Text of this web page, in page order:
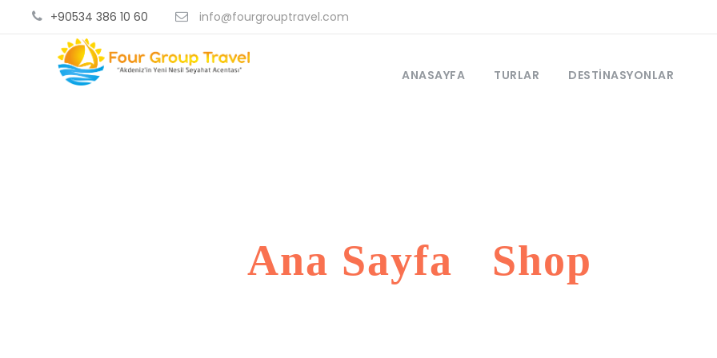
+90534 386 10 60 info@fourgrouptravel.com
ANASAYFA TURLAR DESTINASYONLAR
Ana Sayfa Shop